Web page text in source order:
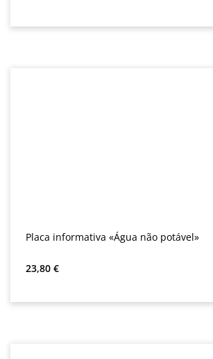
Placa informativa «Água não potável»
Preço normal:
23,80 €